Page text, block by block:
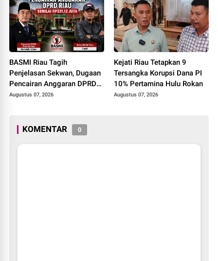
BASMI Riau Tagih
Penjelasan Sekwan, Dugaan
Pencairan Anggaran DPRD
Tanpa Prosedur Tuai
Augustus 07, 2026
Kejati Riau Tetapkan 9
Tersangka Korupsi Dana PI
10% Pertamina Hulu Rokan
Augustus 07, 2026
KOMENTAR 0